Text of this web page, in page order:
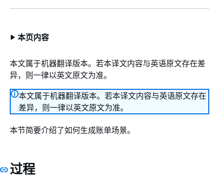
本页内容
本文属于机器翻译版本。若本译文内容与英语原文存在差
异，则一律以英文原文为准。
本文属于机器翻译版本。若本译文内容与英语原文存在
差异，则一律以英文原文为准。
本节简要介绍了如何生成账单场景。
过程